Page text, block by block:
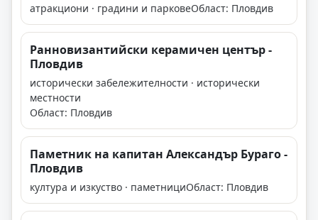
атракциони · градини и парковеОбласт: Пловдив
Ранновизантийски керамичен център -
Пловдив
исторически забележителности · исторически
местности
Област: Пловдив
Паметник на капитан Александър Бураго -
Пловдив
култура и изкуство · паметнициОбласт: Пловдив